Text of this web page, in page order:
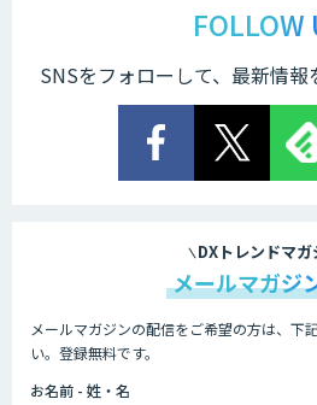
FOLLOW
SNSをフォローして、最新情報
DXトレンドマガ
メールマガジ
メールマガジンの配信をご希望の方は、下
い。登録無料です。
お名前 - 姓・名